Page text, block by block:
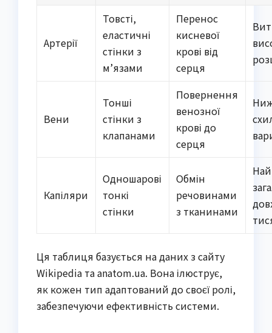
Артерії
Товсті,
еластичні
стінки з
м’язами
Перенос
кисневої
крові від
серця
Вени
Тонші
стінки з
клапанами
Повернення
венозної
крові до
серця
Капіляри
Одношарові
тонкі
стінки
Обмін
речовинами
з тканинами
Ця таблиця базується на даних з сайту
Wikipedia та anatom.ua. Вона ілюструє,
як кожен тип адаптований до своєї ролі,
забезпечуючи ефективність системи.